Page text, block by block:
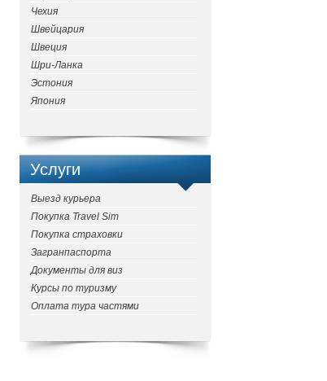
Чехия
Швейцария
Швеция
Шри-Ланка
Эстония
Япония
Услуги
Выезд курьера
Покупка Travel Sim
Покупка страховки
Загранпаспорта
Документы для виз
Курсы по туризму
Оплата тура частями